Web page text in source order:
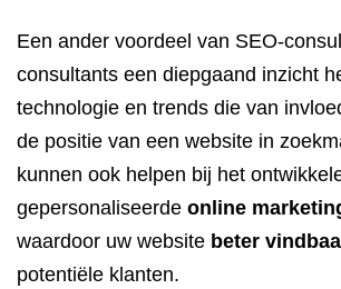
Een ander voordeel van SEO-
consultants een diepgaand inzicht
technologie en trends die van
de positie van een website in
kunnen ook helpen bij het
gepersonaliseerde online
waardoor uw website beter
potentiële klanten.